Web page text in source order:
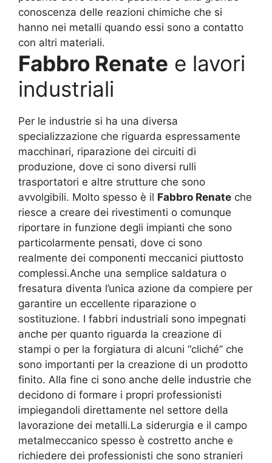
conoscenza delle reazioni chimiche che si
hanno nei metalli quando essi sono a contatto
con altri materiali.
Fabbro Renate e lavori
industriali
Per le industrie si ha una diversa
specializzazione che riguarda espressamente
macchinari, riparazione dei circuiti di
produzione, dove ci sono diversi rulli
trasportatori e altre strutture che sono
avvolgibili. Molto spesso è il Fabbro Renate che
riesce a creare dei rivestimenti o comunque
riportare in funzione degli impianti che sono
particolarmente pensati, dove ci sono
realmente dei componenti meccanici piuttosto
complessi.Anche una semplice saldatura o
fresatura diventa l’unica azione da compiere per
garantire un eccellente riparazione o
sostituzione. I fabbri industriali sono impegnati
anche per quanto riguarda la creazione di
stampi o per la forgiatura di alcuni “cliché” che
sono importanti per la creazione di un prodotto
finito. Alla fine ci sono anche delle industrie che
decidono di formare i propri professionisti
impiegandoli direttamente nel settore della
lavorazione dei metalli.La siderurgia e il campo
metalmeccanico spesso è costretto anche e
richiedere dei professionisti che sono stranieri